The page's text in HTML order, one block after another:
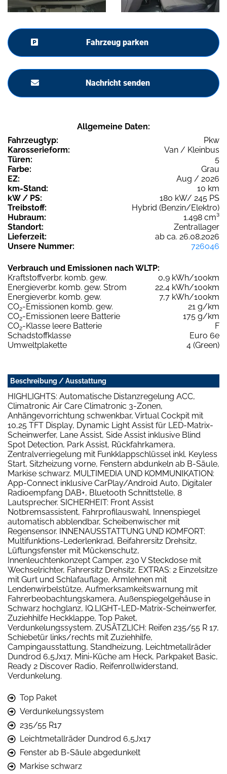
Fahrzeug parken
Nachricht senden
Allgemeine Daten:
Fahrzeugtyp:
Pkw
Karosserieform:
Van / Kleinbus
Türen:
5
Farbe:
Grau
EZ:
Aug / 2026
km-Stand:
10 km
kW / PS:
180 kW/ 245 PS
Treibstoff:
Hybrid (Benzin/Elektro)
Hubraum:
1.498 cm³
Standort:
Zentrallager
Lieferzeit:
ab ca. 26.08.2026
Unsere Nummer:
726046
Verbrauch und Emissionen nach WLTP:
Kraftstoffverbr. komb. gew.
0,9 kWh/100km
Energieverbr. komb. gew. Strom
22,4 kWh/100km
Energieverbr. komb. gew.
7,7 kWh/100km
CO2-Emissionen komb. gew.
21 g/km
CO2-Emissionen leere Batterie
175 g/km
CO2-Klasse leere Batterie
F
Schadstoffklasse
Euro 6e
Umweltplakette
4 (Green)
Beschreibung / Ausstattung
HIGHLIGHTS: Automatische Distanzregelung ACC,
Climatronic Air Care Climatronic 3-Zonen,
Anhängevorrichtung schwenkbar, Virtual Cockpit mit
10,25 TFT Display, Dynamic Light Assist für LED-Matrix-
Scheinwerfer, Lane Assist, Side Assist inklusive Blind
Spot Detection, Park Assist, Rückfahrkamera,
Zentralverriegelung mit Funkklappschlüssel inkl. Keyless
Start, Sitzheizung vorne, Fenstern abdunkeln ab B-Säule,
Markise schwarz. MULTIMEDIA UND KOMMUNIKATION:
App-Connect inklusive CarPlay/Android Auto, Digitaler
Radioempfang DAB+, Bluetooth Schnittstelle, 8
Lautsprecher. SICHERHEIT: Front Assist
Notbremsassistent, Fahrprofilauswahl, Innenspiegel
automatisch abblendbar, Scheibenwischer mit
Regensensor. INNENAUSSTATTUNG UND KOMFORT:
Multifunktions-Lederlenkrad, Beifahrersitz Drehsitz,
Lüftungsfenster mit Mückenschutz,
Innenleuchtenkonzept Camper, 230 V Steckdose mit
Wechselrichter, Fahrersitz Drehsitz. EXTRAS: 2 Einzelsitze
mit Gurt und Schlafauflage, Armlehnen mit
Lendenwirbelstütze, Aufmerksamkeitswarnung mit
Fahrerbeobachtungskamera, Außenspiegelgehäuse in
Schwarz hochglanz, IQ.LIGHT-LED-Matrix-Scheinwerfer,
Zuziehhilfe Heckklappe, Top Paket,
Verdunkelungssystem. ZUSÄTZLICH: Reifen 235/55 R 17,
Schiebetür links/rechts mit Zuziehhilfe,
Campingausstattung, Standheizung, Leichtmetallräder
Dundrod 6,5Jx17, Mini-Küche am Heck, Parkpaket Basic,
Ready 2 Discover Radio, Reifenrollwiderstand,
Verdunkelung.
Top Paket
Verdunkelungssystem
235/55 R17
Leichtmetallräder Dundrod 6,5Jx17
Fenster ab B-Säule abgedunkelt
Markise schwarz